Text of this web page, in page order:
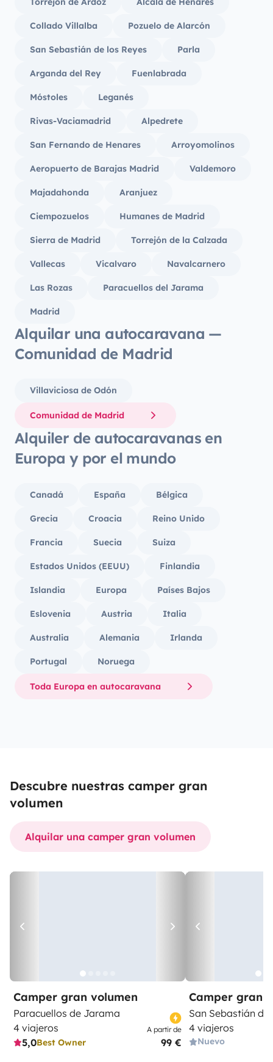
Collado Villalba Pozuelo de Alarcón
San Sebastián de los Reyes Parla
Arganda del Rey Fuenlabrada
Móstoles Leganés
Rivas-Vaciamadrid Alpedrete
San Fernando de Henares Arroyomolinos
Aeropuerto de Barajas Madrid Valdemoro
Majadahonda Aranjuez
Ciempozuelos Humanes de Madrid
Sierra de Madrid Torrejón de la Calzada
Vallecas Vicalvaro Navalcarnero
Las Rozas Paracuellos del Jarama
Madrid
Alquilar una autocaravana —
Comunidad de Madrid
Villaviciosa de Odón
Comunidad de Madrid
Alquiler de autocaravanas en
Europa y por el mundo
Canadá España Bélgica
Grecia Croacia Reino Unido
Francia Suecia Suiza
Estados Unidos (EEUU) Finlandia
Islandia Europa Países Bajos
Eslovenia Austria Italia
Australia Alemania Irlanda
Portugal Noruega
Toda Europa en autocaravana
Descubre nuestras camper gran
volumen
Alquilar una camper gran volumen
Camper gran volumen
Paracuellos de Jarama
4 viajeros
5,0Best Owner
A partir de
99 €
Camper gran
San Sebastián de
4 viajeros
Nuevo